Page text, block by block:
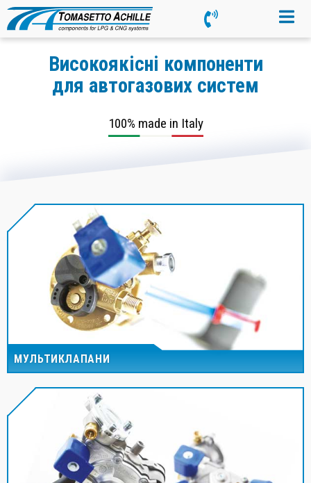
Високоякісні компоненти
для автогазових систем
100% made in Italy
МУЛЬТИКЛАПАНИ